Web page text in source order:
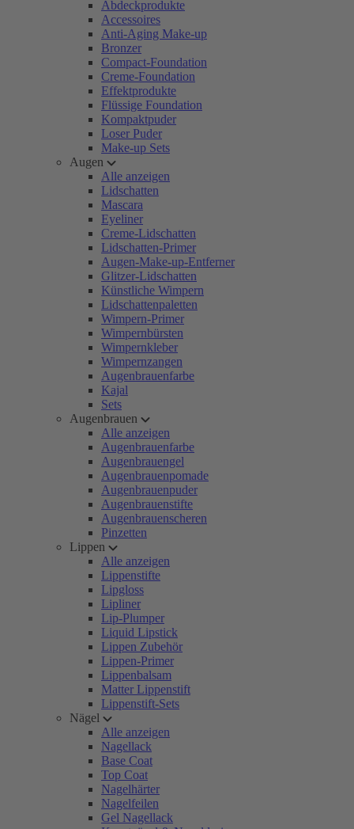
Abdeckprodukte
Accessoires
Anti-Aging Make-up
Bronzer
Compact-Foundation
Creme-Foundation
Effektprodukte
Flüssige Foundation
Kompaktpuder
Loser Puder
Make-up Sets
Augen
Alle anzeigen
Lidschatten
Mascara
Eyeliner
Creme-Lidschatten
Lidschatten-Primer
Augen-Make-up-Entferner
Glitzer-Lidschatten
Künstliche Wimpern
Lidschattenpaletten
Wimpern-Primer
Wimpernbürsten
Wimpernkleber
Wimpernzangen
Augenbrauenfarbe
Kajal
Sets
Augenbrauen
Alle anzeigen
Augenbrauenfarbe
Augenbrauengel
Augenbrauenpomade
Augenbrauenpuder
Augenbrauenstifte
Augenbrauenscheren
Pinzetten
Lippen
Alle anzeigen
Lippenstifte
Lipgloss
Lipliner
Lip-Plumper
Liquid Lipstick
Lippen Zubehör
Lippen-Primer
Lippenbalsam
Matter Lippenstift
Lippenstift-Sets
Nägel
Alle anzeigen
Nagellack
Base Coat
Top Coat
Nagelhärter
Nagelfeilen
Gel Nagellack